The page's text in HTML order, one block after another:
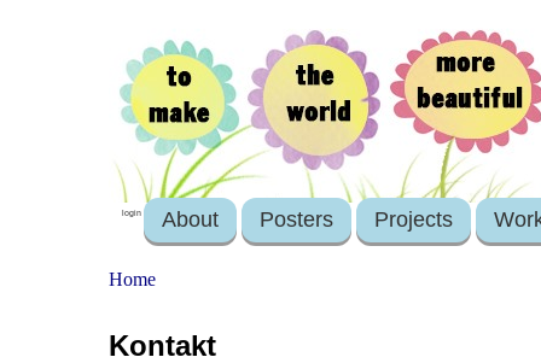
login About Posters Projects
Home
Kontakt